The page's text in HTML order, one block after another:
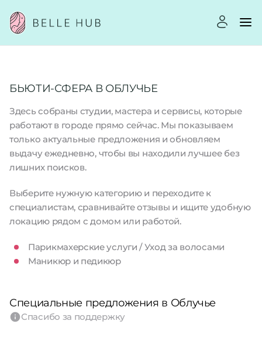
БЬЮТИ-СФЕРА В ОБЛУЧЬЕ
Здесь собраны студии, мастера и сервисы, которые
работают в городе прямо сейчас. Мы показываем
только актуальные предложения и обновляем
выдачу ежедневно, чтобы вы находили лучшее без
лишних поисков.
Выберите нужную категорию и переходите к
специалистам, сравнивайте отзывы и ищите удобную
локацию рядом с домом или работой.
Парикмахерские услуги / Уход за волосами
Маникюр и педикюр
Специальные предложения в Облучье
Спасибо за поддержку